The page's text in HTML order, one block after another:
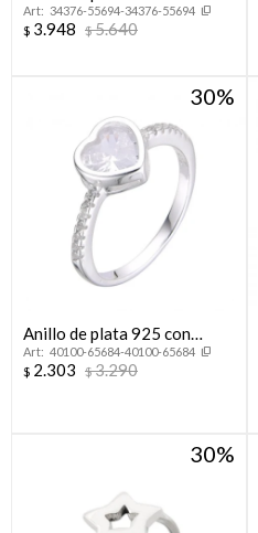
circonias, PROMESA.
34376-55694-34376-55694
$ 3.948 $5.640
30
Anillo de plata 925 con
circonias.
40100-65684-40100-65684
$ 2.303 $3.290
30